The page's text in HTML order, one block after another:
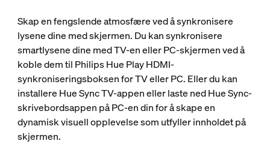
Skap en fengslende atmosfære ved å synkronisere
lysene dine med skjermen. Du kan synkronisere
smartlysene dine med TV-en eller PC-skjermen ved å
koble dem til Philips Hue Play HDMI-
synkroniseringsboksen for TV eller PC. Eller du kan
installere Hue Sync TV-appen eller laste ned Hue Sync-
skrivebordsappen på PC-en din for å skape en
dynamisk visuell opplevelse som utfyller innholdet på
skjermen.